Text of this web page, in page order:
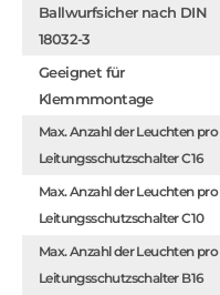
Ballwurfsicher nach DIN
18032-3
Geeignet für
Klemmmontage
Max. Anzahl der Leuchten pro
Leitungsschutzschalter C16
Max. Anzahl der Leuchten pro
Leitungsschutzschalter C10
Max. Anzahl der Leuchten pro
Leitungsschutzschalter B16